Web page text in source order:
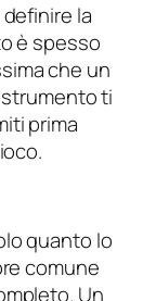
la
è spesso
che un
ti
prima
quanto lo
comune
Un